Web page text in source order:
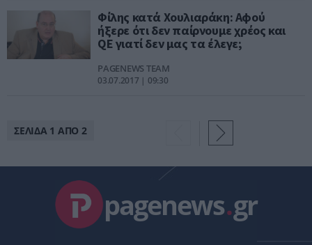
Φίλης κατά Χουλιαράκη: Αφού
ήξερε ότι δεν παίρνουμε χρέος και
QE γιατί δεν μας τα έλεγε;
PAGENEWS TEAM
03.07.2017 | 09:30
ΣΕΛΙΔΑ 1 ΑΠΟ 2
pagenews.gr